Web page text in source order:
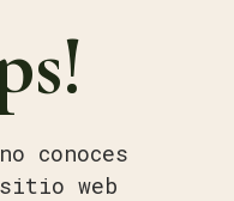
conoces
web